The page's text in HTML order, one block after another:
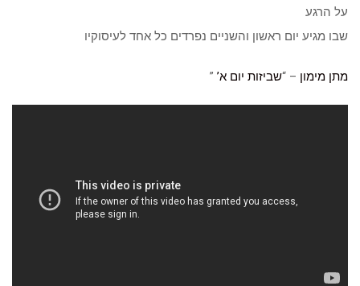
על הרגע
שבו מגיע יום ראשון והשניים נפרדים כל אחד לעיסוקיו
מתן מימון – “שביזות יום א’ ”